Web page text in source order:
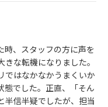
時、スタッフの方に声を
な転機になりました。
ではなかなかうまくいか
態でした。正直、「そん
半信半疑でしたが、担当